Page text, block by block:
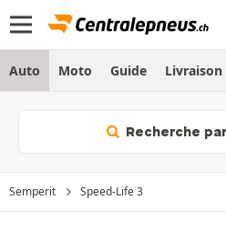
Auto Moto Guide
Recherche
Semperit Speed-Life 3